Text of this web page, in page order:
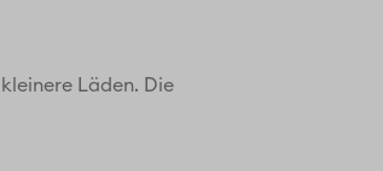
Läden. Die